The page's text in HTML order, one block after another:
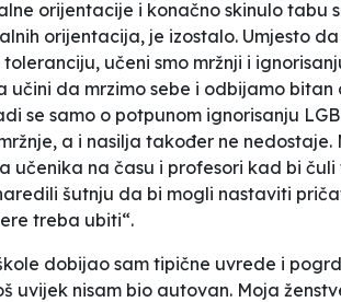
orijentacije i konačno skinulo tabu
orijentacija, je izostalo. Umjesto
učeni smo mržnji i
učini da mrzimo sebe i odbijamo bitan
se samo o potpunom ignorisanju
a i nasilja također ne
učenika na času i profesori kad bi
šutnju da bi mogli nastaviti
treba ubiti“.
dobijao sam tipične uvrede i
uvijek nisam bio autovan. Moja